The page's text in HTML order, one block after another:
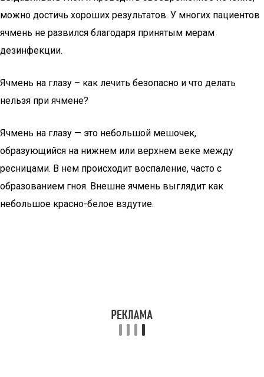
можно достичь хороших результатов. У многих пациентов
ячмень не развился благодаря принятым мерам
дезинфекции.
Ячмень на глазу – как лечить безопасно и что делать
нельзя при ячмене?
Ячмень на глазу — это небольшой мешочек,
образующийся на нижнем или верхнем веке между
ресницами. В нем происходит воспаление, часто с
образованием гноя. Внешне ячмень выглядит как
небольшое красно-белое вздутие.